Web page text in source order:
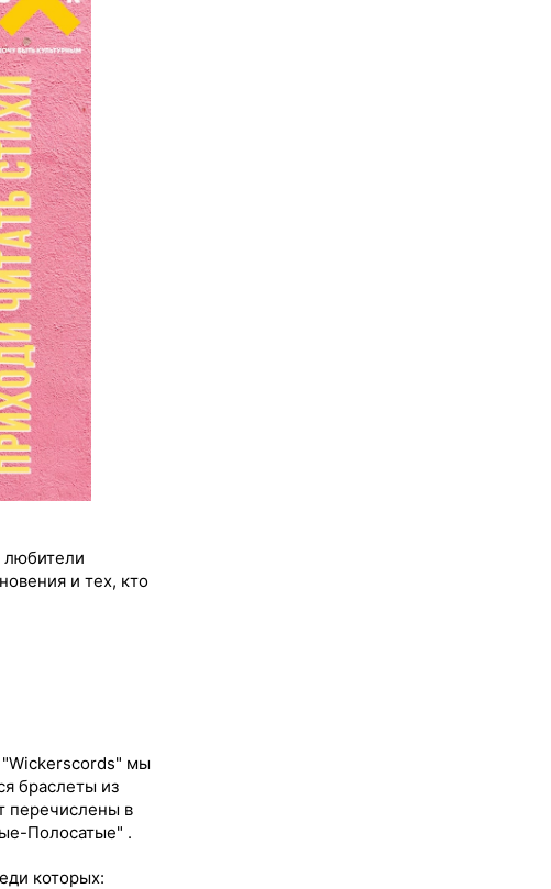
любители
и тех, кто
мы
браслеты из
перечислены в
Полосатые" .
которых: